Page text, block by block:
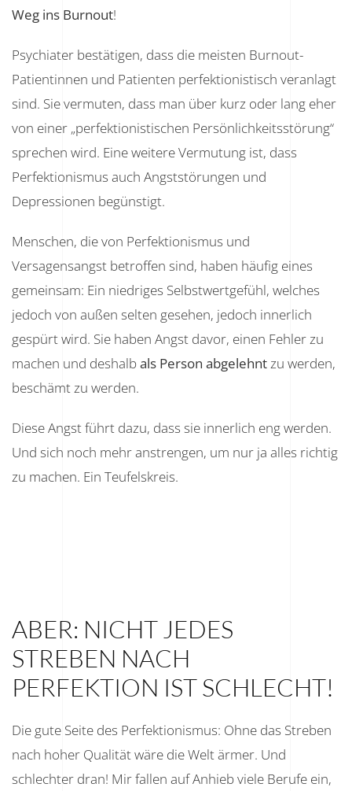
Weg ins Burnout!
Psychiater bestätigen, dass die meisten Burnout-
Patientinnen und Patienten perfektionistisch veranlagt
sind. Sie vermuten, dass man über kurz oder lang eher
von einer „perfektionistischen Persönlichkeitsstörung“
sprechen wird. Eine weitere Vermutung ist, dass
Perfektionismus auch Angststörungen und
Depressionen begünstigt.
Menschen, die von Perfektionismus und
Versagensangst betroffen sind, haben häufig eines
gemeinsam: Ein niedriges Selbstwertgefühl, welches
jedoch von außen selten gesehen, jedoch innerlich
gespürt wird. Sie haben Angst davor, einen Fehler zu
machen und deshalbals Person abgelehntzu werden,
beschämt zu werden.
Diese Angst führt dazu, dass sie innerlich eng werden.
Und sich noch mehr anstrengen, um nur ja alles richtig
zu machen. Ein Teufelskreis.
ABER: NICHT JEDES
STREBEN NACH
PERFEKTION IST SCHLECHT!
Die gute Seite des Perfektionismus: Ohne das Streben
nach hoher Qualität wäre die Welt ärmer. Und
schlechter dran! Mir fallen auf Anhieb viele Berufe ein,